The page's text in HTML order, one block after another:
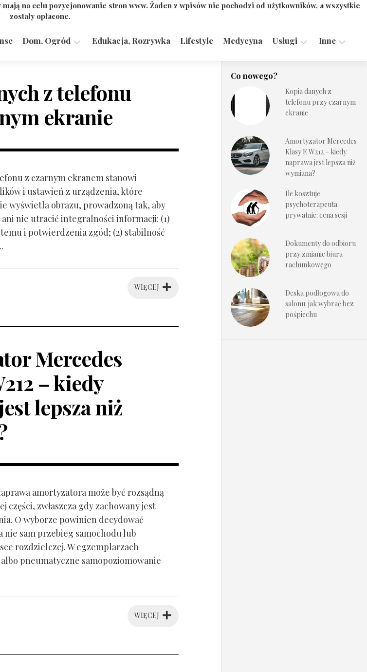
na celu pozycjonowanie stron www. Żaden z wpisów nie pochodzi od użytkowników, a wszystkie
zostały opłacone.
Dom, Ogród Edukacja, Rozrywka Lifestyle Medycyna Usługi
Technologie
Inne
z telefonu
ekranie
z czarnym ekranem stanowi
i ustawień z urządzenia, które
wyświetla obrazu, prowadzoną tak, aby
nie utracić integralności informacji: (1)
i potwierdzenia zgód; (2) stabilność
WIĘCEJ
Mercedes
– kiedy
lepsza niż
amortyzatora może być rozsądną
zwłaszcza gdy zachowany jest
O wyborze powinien decydować
sam przebieg samochodu lub
rozdzielczej. W egzemplarzach
pneumatyczne samopoziomowanie
WIĘCEJ
Co nowego?
Kopia danych z
telefonu przy czarnym
ekranie
Amortyzator Mercedes
Klasy E W212 – kiedy
naprawa jest lepsza niż
wymiana?
Ile kosztuje
psychoterapeuta
prywatnie: cena sesji
Dokumenty do odbioru
przy zmianie biura
rachunkowego
Deska podłogowa do
salonu: jak wybrać bez
pośpiechu